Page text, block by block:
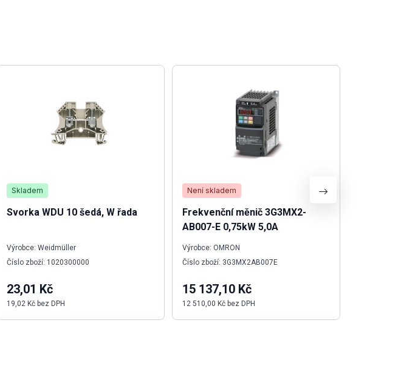
Skladem
Svorka WDU 10 šedá, W řada
Výrobce: Weidmüller
Číslo zboží: 1020300000
23,01 Kč
19,02 Kč bez DPH
Není skladem
Frekvenční měnič 3G3MX2-
AB007-E 0,75kW 5,0A
Výrobce: OMRON
Číslo zboží: 3G3MX2AB007E
15 137,10 Kč
12 510,00 Kč bez DPH